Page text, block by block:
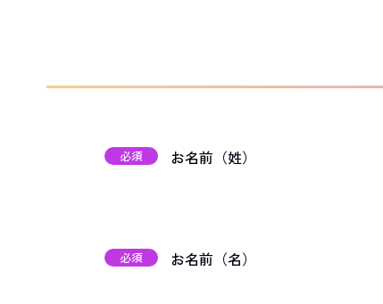
必須 お名前（姓）
必須 お名前（名）